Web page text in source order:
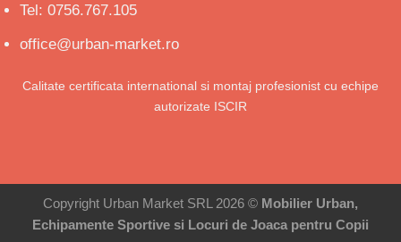
Tel: 0756.767.105
office@urban-market.ro
Calitate certificata international si montaj profesionist cu echipe
autorizate ISCIR
Copyright Urban Market SRL 2026 © Mobilier Urban,
Echipamente Sportive si Locuri de Joaca pentru Copii